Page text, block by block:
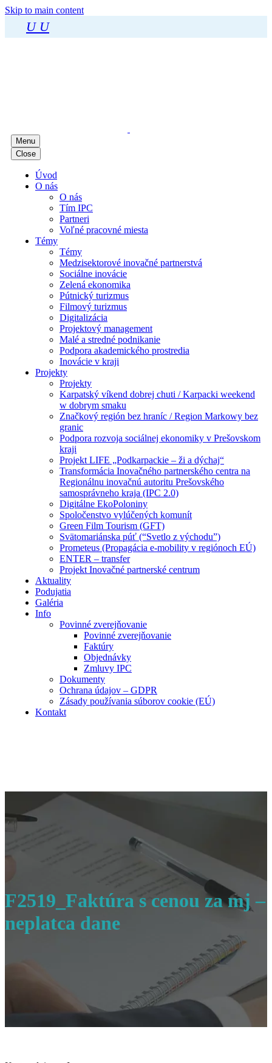
Skip to main content
U U
Menu
Close
Úvod
O nás
O nás
Tím IPC
Partneri
Voľné pracovné miesta
Témy
Témy
Medzisektorové inovačné partnerstvá
Sociálne inovácie
Zelená ekonomika
Pútnický turizmus
Filmový turizmus
Digitalizácia
Projektový management
Malé a stredné podnikanie
Podpora akademického prostredia
Inovácie v kraji
Projekty
Projekty
Karpatský víkend dobrej chuti / Karpacki weekend
w dobrym smaku
Značkový región bez hraníc / Region Markowy bez
granic
Podpora rozvoja sociálnej ekonomiky v Prešovskom
kraji
Projekt LIFE „Podkarpackie – ži a dýchaj“
Transformácia Inovačného partnerského centra na
Regionálnu inovačnú autoritu Prešovského
samosprávneho kraja (IPC 2.0)
Digitálne EkoPoloniny
Spoločenstvo vylúčených komunít
Green Film Tourism (GFT)
Svätomariánska púť (“Svetlo z východu”)
Prometeus (Propagácia e-mobility v regiónoch EÚ)
ENTER – transfer
Projekt Inovačné partnerské centrum
Aktuality
Podujatia
Galéria
Info
Povinné zverejňovanie
Povinné zverejňovanie
Faktúry
Objednávky
Zmluvy IPC
Dokumenty
Ochrana údajov – GDPR
Zásady používania súborov cookie (EÚ)
Kontakt
F2519_Faktúra s cenou za mj –
neplatca dane